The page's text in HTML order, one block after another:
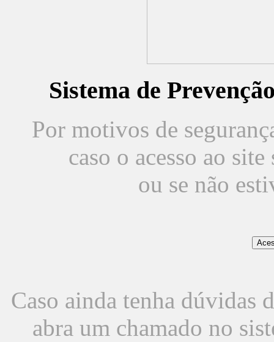
Sistema de
Por motivos de
caso o acesso ao
ou se não
Caso ainda tenha dúvidas
abra um chamado no